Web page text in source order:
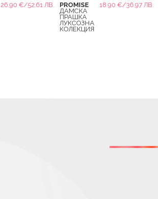
26.90 €/52.61 ЛВ.
PROMISE
18.90 €/36.97 ЛВ.
ДАМСКА
ПРАШКА
ЛУКСОЗНА
КОЛЕКЦИЯ